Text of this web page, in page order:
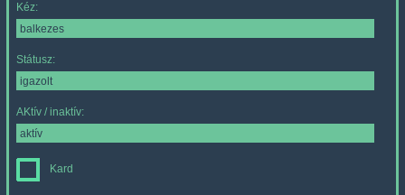
Kéz:
Státusz:
AKtív / inaktív:
Kard